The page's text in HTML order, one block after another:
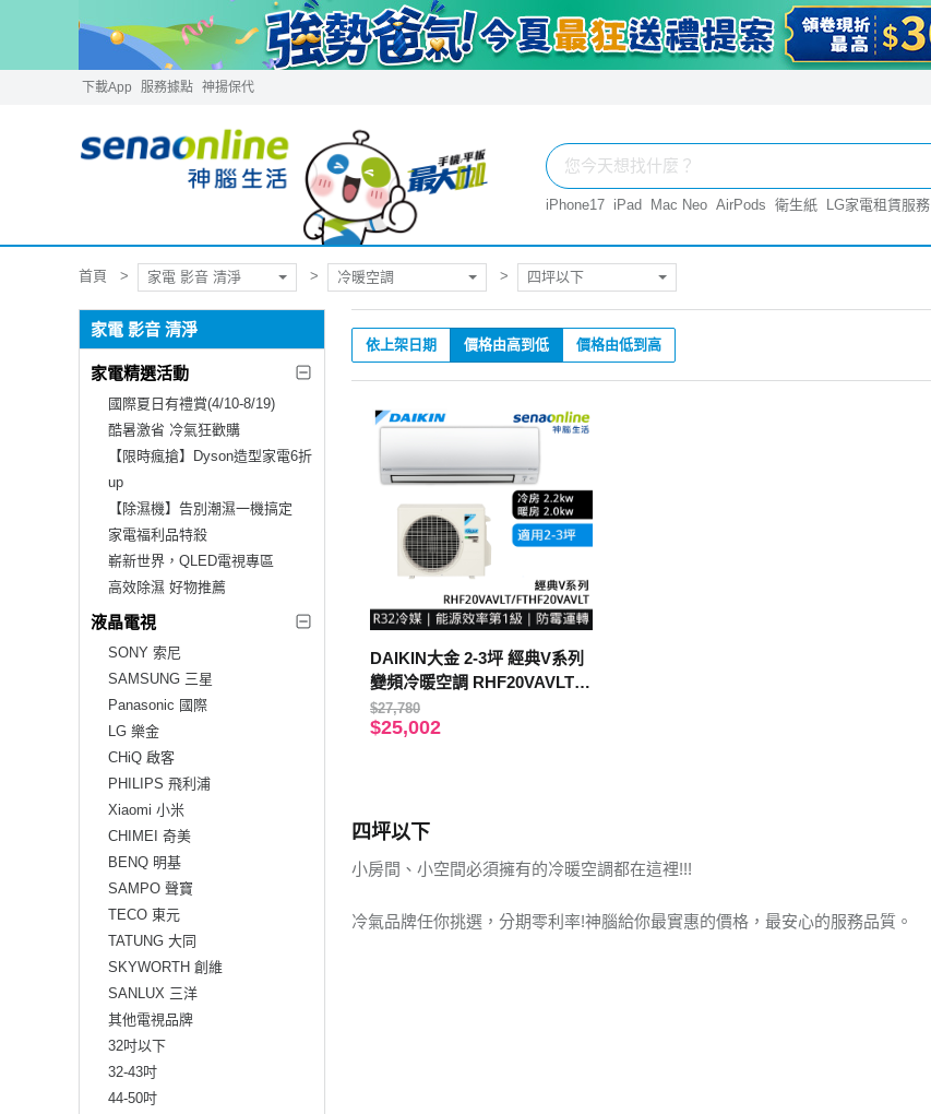
下載App 服務據點 神揚保代
iPhone17 iPad Mac Neo AirPods 衛生紙 LG家電租賃服務
首頁 家電 影音 清淨 冷暖空調 四坪以下
家電 影音 清淨
家電精選活動
國際夏日有禮賞(4/10-8/19)
酷暑激省 冷氣狂歡購
【限時瘋搶】Dyson造型家電6折
up
【除濕機】告別潮濕一機搞定
家電福利品特殺
嶄新世界，QLED電視專區
高效除濕 好物推薦
液晶電視
SONY 索尼
SAMSUNG 三星
Panasonic 國際
LG 樂金
CHiQ 啟客
PHILIPS 飛利浦
Xiaomi 小米
CHIMEI 奇美
BENQ 明基
SAMPO 聲寶
TECO 東元
TATUNG 大同
SKYWORTH 創維
SANLUX 三洋
其他電視品牌
32吋以下
32-43吋
44-50吋
依上架日期 價格由高到低 價格由低到高
DAIKIN大金 2-3坪 經典V系列
變頻冷暖空調 RHF20VAVLT/F
THF20VAVLT
$27,780
$25,002
四坪以下
小房間、小空間必須擁有的冷暖空調都在這裡!!!
冷氣品牌任你挑選，分期零利率!神腦給你最實惠的價格，最安心的服務品質。